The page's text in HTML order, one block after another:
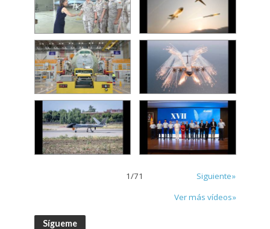
1/71
Siguiente»
Ver más vídeos»
Sígueme